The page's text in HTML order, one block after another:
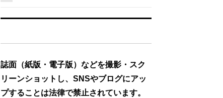
誌面（紙版・電子版）などを撮影・スク
リーンショットし、SNSやブログにアッ
プすることは法律で禁止されています。